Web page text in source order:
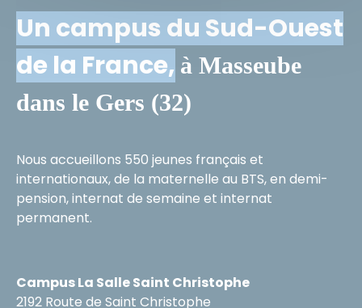
Un campus du Sud-Ouest
de la France, à Masseube
dans le Gers (32)
Nous accueillons 550 jeunes français et
internationaux, de la maternelle au BTS, en demi-
pension, internat de semaine et internat
permanent.
Campus La Salle Saint Christophe
2192 Route de Saint Christophe